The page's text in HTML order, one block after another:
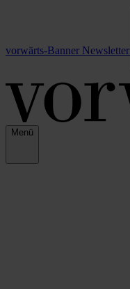
vorwärts-Banner Newsletter
Menü